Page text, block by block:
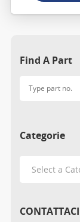
Find A Part
Categorie
CONTATTACI